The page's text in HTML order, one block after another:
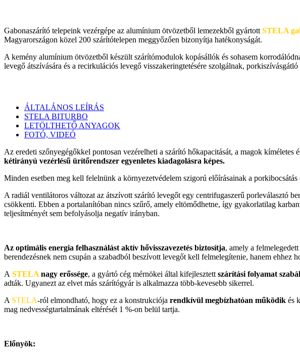
Gabonaszárító telepeink vezérgépe az alumínium ötvözetből lemezekből gyártott STELA
Magyarországon közel 200 szárítótelepen meggyőzően bizonyítja hatékonyságát.
A kemény alumínium ötvözetből készült szárítómodulok kopásállók és sohasem
levegő átszívására és a recirkulációs levegő visszakeringtetésére szolgálnak, porkiszívásgátló
ÁLTALÁNOS LEÍRÁS
STELA BITURBO
LETÖLTHETŐ ANYAGOK
FOTÓ, VIDEÓ
Az eredeti szőnyegégőkkel pontosan vezérelheti a szárító hőkapacitását, a magok
kétirányú vezérlésű ürítőrendszer egyenletes kiadagolásra képes.
Minden esetben meg kell felelnünk a környezetvédelem szigorú előírásainak a
A radiál ventilátoros változat az átszívott szárító levegőt egy centrifugaszerű porleválasztó
csökkenti. Ebben a portalanítóban nincs szűrő, amely eltömődhetne, így gyakorlatilag
teljesítményét sem befolyásolja negatív irányban.
Az optimális energia felhasználást aktív hővisszavezetés biztosítja, amely a
berendezésnek nem csupán a szabadból beszívott levegőt kell felmelegítenie, hanem ehhez
A STELA nagy erőssége, a gyártó cég mérnökei által kifejlesztett szárítási folyamat
adták. Ugyanezt az elvet más szárítógyár is alkalmazza több-kevesebb sikerrel.
A STELA-ról elmondható, hogy ez a konstrukciója rendkívül megbízhatóan működik és
mag nedvességtartalmának eltérését 1 %-on belül tartja.
Előnyök: